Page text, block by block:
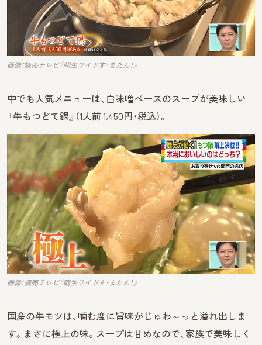
画像：読売テレビ『朝生ワイドす・またん！』
中でも人気メニューは、白味噌ベースのスープが美味しい
『牛もつどて鍋』（1人前 1,450円・税込）。
画像：読売テレビ『朝生ワイドす・またん！』
国産の牛モツは、噛む度に旨味がじゅわ～っと溢れ出しま
す。まさに極上の味。スープは甘めなので、家族で美味しく